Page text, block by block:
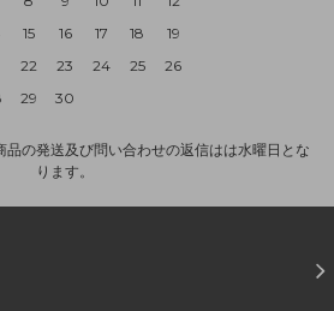
15 16 17 18
19
22 23 24 25
26
29 30
の発送及び問い合わせの返信はは水曜日とな
ります。